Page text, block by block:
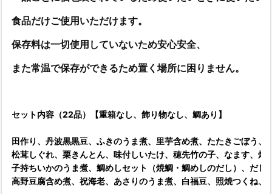
食品だけご使用いただけます。
保存料は一切使用していないため安心安全、
また常温で保存ができるため置く場所に困りません。
セット内容（22品）【重箱なし、飾り物なし、鯛あり】
田作り、丹波黒黒豆、ふきのうま煮、里芋含め煮、たたきごぼう、
松茸しぐれ、栗きんとん、味付しいたけ、穂先竹の子、なます、焼
子持ちいかのうま煮、鯛めしセット（焼鯛・鯛めしのだし）、だし
高野豆腐含め煮、祝海老、あさりのうま煮、白福豆、照焼つくね、